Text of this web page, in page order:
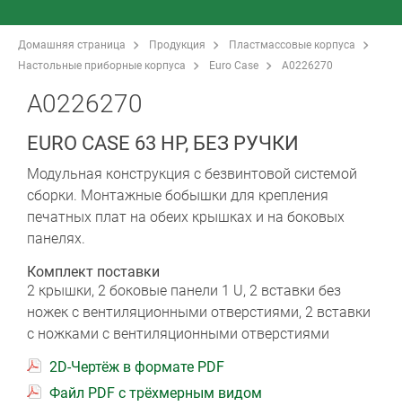
Домашняя страница Продукция
Пластмассовые корпуса
Настольные приборные корпуса
Euro Case A0226270
A0226270
EURO CASE 63 HP, БЕЗ РУЧКИ
Модульная конструкция с безвинтовой системой
сборки. Монтажные бобышки для крепления
печатных плат на обеих крышках и на боковых
панелях.
Комплект поставки
2 крышки, 2 боковые панели 1 U, 2 вставки без
ножек с вентиляционными отверстиями, 2 вставки
с ножками с вентиляционными отверстиями
2D-Чертёж в формате PDF
Файл PDF с трёхмерным видом